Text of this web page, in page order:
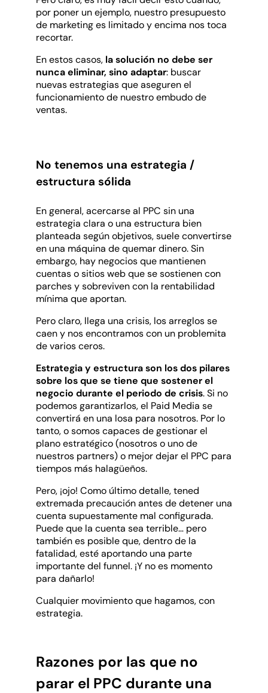
por poner un ejemplo, nuestro presupuesto
de marketing es limitado y encima nos toca
recortar.
En estos casos, la solución no debe ser
nunca eliminar, sino adaptar: buscar
nuevas estrategias que aseguren el
funcionamiento de nuestro embudo de
ventas.
No tenemos una estrategia /
estructura sólida
En general, acercarse al PPC sin una
estrategia clara o una estructura bien
planteada según objetivos, suele convertirse
en una máquina de quemar dinero. Sin
embargo, hay negocios que mantienen
cuentas o sitios web que se sostienen con
parches y sobreviven con la rentabilidad
mínima que aportan.
Pero claro, llega una crisis, los arreglos se
caen y nos encontramos con un problemita
de varios ceros.
Estrategia y estructura son los dos pilares
sobre los que se tiene que sostener el
negocio durante el periodo de crisis. Si no
podemos garantizarlos, el Paid Media se
convertirá en una losa para nosotros. Por lo
tanto, o somos capaces de gestionar el
plano estratégico (nosotros o uno de
nuestros partners) o mejor dejar el PPC para
tiempos más halagüeños.
Pero, ¡ojo! Como último detalle, tened
extremada precaución antes de detener una
cuenta supuestamente mal configurada.
Puede que la cuenta sea terrible… pero
también es posible que, dentro de la
fatalidad, esté aportando una parte
importante del funnel. ¡Y no es momento
para dañarlo!
Cualquier movimiento que hagamos, con
estrategia.
Razones por las que no
parar el PPC durante una